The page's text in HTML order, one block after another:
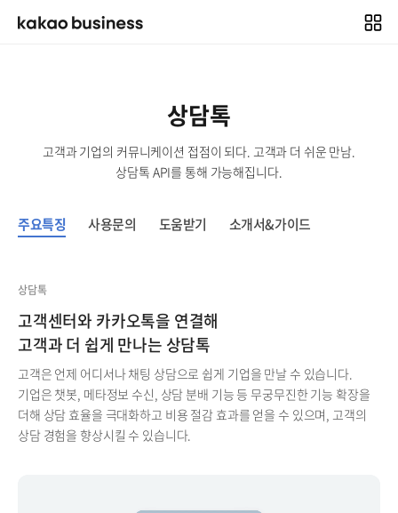
상담톡
고객과 기업의 커뮤니케이션 접점이 되다. 고객과 더 쉬운 만남.
상담톡 API를 통해 가능해집니다.
주요특징 사용문의 도움받기 소개서&가이드
상담톡
고객센터와 카카오톡을 연결해
고객과 더 쉽게 만나는 상담톡
고객은 언제 어디서나 채팅 상담으로 쉽게 기업을 만날 수 있습니다.
기업은 챗봇, 메타정보 수신, 상담 분배 기능 등 무궁무진한 기능 확장을
더해 상담 효율을 극대화하고 비용 절감 효과를 얻을 수 있으며, 고객의
상담 경험을 향상시킬 수 있습니다.